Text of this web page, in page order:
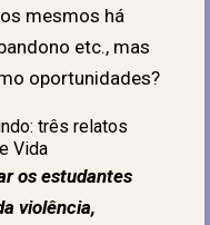
mesmos há
etc., mas
oportunidades?
os estudantes
violência,